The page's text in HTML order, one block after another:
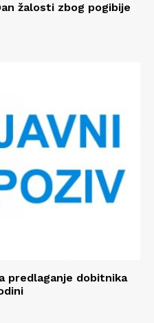
žalosti zbog pogibije
predlaganje dobitnika